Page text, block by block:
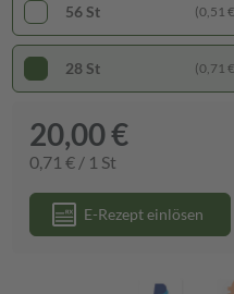
56 St (0,51
28 St (0,71
20,00 €
0,71 € / 1 St
E-Rezept einlösen